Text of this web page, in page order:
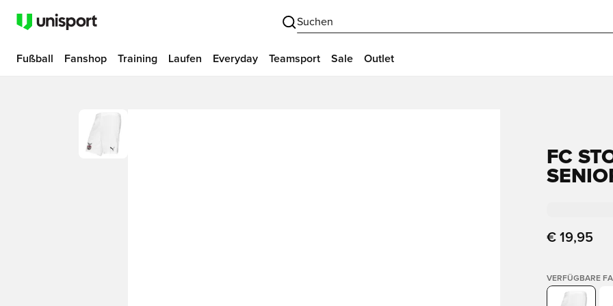
Suchen
Fußball Fanshop Training Laufen Everyday Teamsport Sale Outlet
FC
€ 19,95
VERFÜGBARE